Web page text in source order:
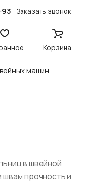
93 Заказать звонок
Корзина
машин
в швейной
швам прочность и